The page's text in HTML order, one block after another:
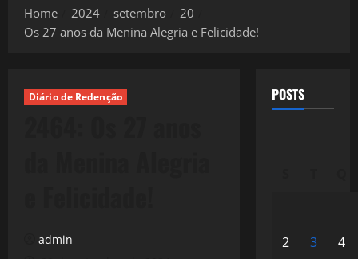
Home 2024 setembro
20
Os 27 anos da Menina Alegria e Felicidade!
Diário de Redenção
admin
POSTS
2 3
4